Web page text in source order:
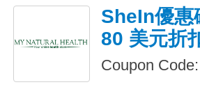
SheIn優惠
80 美元折
Coupon Code: